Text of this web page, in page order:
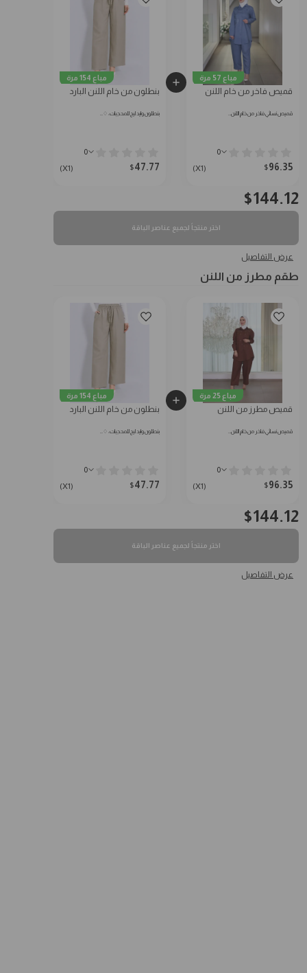
مباع 57 مرة
قميص فاخر من خام اللنن
قميص نسائي فاخر من خام اللنن…
0
96.35
$
(X1)
مباع 154 مرة
بنطلون من خام اللنن البارد
بنطلون وايد ليج للمحجبات: ♢…
0
47.77
$
(X1)
144.12
$
اختر منتجاً لجميع عناصر الباقة
عرض التفاصيل
طقم مطرز من اللنن
مباع 25 مرة
قميص مطرز من اللنن
قميص نسائي فاخر من خام اللنن…
0
96.35
$
(X1)
مباع 154 مرة
بنطلون من خام اللنن البارد
بنطلون وايد ليج للمحجبات: ♢…
0
47.77
$
(X1)
144.12
$
اختر منتجاً لجميع عناصر الباقة
عرض التفاصيل